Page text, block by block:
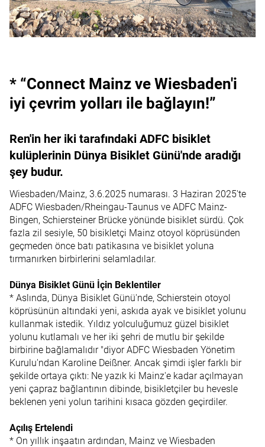
* “Connect Mainz ve Wiesbaden'i
iyi çevrim yolları ile bağlayın!”
Ren'in her iki tarafındaki ADFC bisiklet
kulüplerinin Dünya Bisiklet Günü'nde aradığı
şey budur.
Wiesbaden/Mainz, 3.6.2025 numarası. 3 Haziran 2025'te
ADFC Wiesbaden/Rheingau-Taunus ve ADFC Mainz-
Bingen, Schiersteiner Brücke yönünde bisiklet sürdü. Çok
fazla zil sesiyle, 50 bisikletçi Mainz otoyol köprüsünden
geçmeden önce batı patikasına ve bisiklet yoluna
tırmanırken birbirlerini selamladılar.
Dünya Bisiklet Günü İçin Beklentiler
* Aslında, Dünya Bisiklet Günü'nde, Schierstein otoyol
köprüsünün altındaki yeni, askıda ayak ve bisiklet yolunu
kullanmak istedik. Yıldız yolculuğumuz güzel bisiklet
yolunu kutlamalı ve her iki şehri de mutlu bir şekilde
birbirine bağlamalıdır "diyor ADFC Wiesbaden Yönetim
Kurulu'ndan Karoline Deißner. Ancak şimdi işler farklı bir
şekilde ortaya çıktı: Ne yazık ki Mainz'e kadar açılmayan
yeni çapraz bağlantının dibinde, bisikletçiler bu hevesle
beklenen yeni yolun tarihini kısaca gözden geçirdiler.
Açılış Ertelendi
* On yıllık inşaatın ardından, Mainz ve Wiesbaden